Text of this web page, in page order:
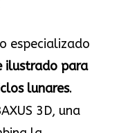
especializado
ilustrado para
lunares.
3D, una